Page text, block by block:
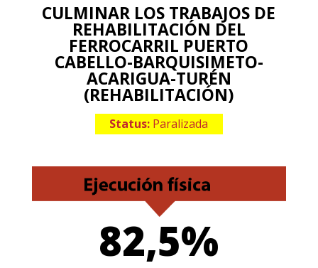
CULMINAR LOS TRABAJOS DE
REHABILITACIÓN DEL
FERROCARRIL PUERTO
CABELLO-BARQUISIMETO-
ACARIGUA-TURÉN
(REHABILITACIÓN)
Status: Paralizada
82,5%